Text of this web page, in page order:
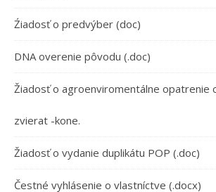
Źiadosť o predvýber (doc)
DNA overenie pôvodu (.doc)
Žiadosť o agroenviromentálne opatrenie
zvierat -kone.
Žiadosť o vydanie duplikátu POP (.doc)
Čestné vyhlásenie o vlastníctve (.docx)